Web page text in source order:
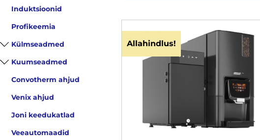
Induktsioonid
Profikeemia
Külmseadmed
Kuumseadmed
Convotherm ahjud
Venix ahjud
Joni keedukatlad
Veeautomaadid
Allahindlus!